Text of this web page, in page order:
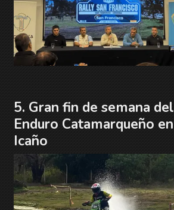
Gran fin de semana del
Enduro Catamarqueño en
Icaño